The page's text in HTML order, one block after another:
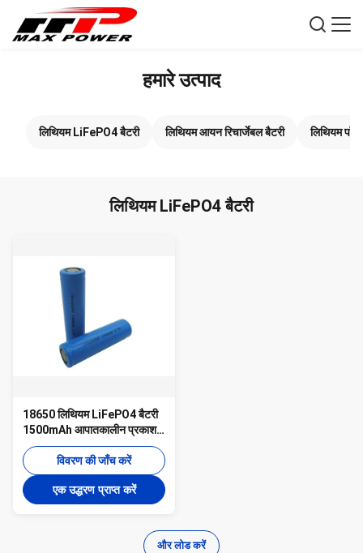
हमारे उत्पाद
लिथियम LiFePO4 बैटरी लिथियम आयन रिचार्जेबल बैटरी लिथियम
लिथियम LiFePO4 बैटरी
18650 लिथियम LiFePO4 बैटरी
1500mAh आपातकालीन प्रकाश
3.2V
विवरण की जाँच करें
एक उद्धरण प्राप्त करें
और लोड करें